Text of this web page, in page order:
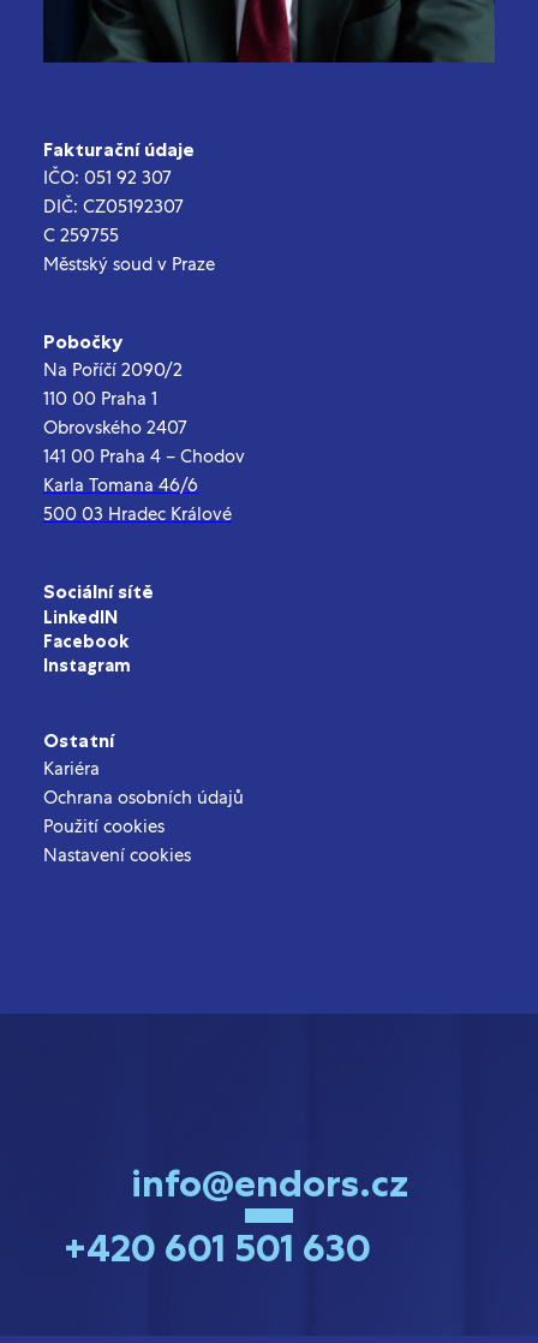
Fakturační údaje
IČO: 051 92 307
DIČ: CZ05192307
C 259755
Městský soud v Praze
Pobočky
Na Poříčí 2090/2
110 00 Praha 1
Obrovského 2407
141 00 Praha 4 – Chodov
Karla Tomana 46/6
500 03 Hradec Králové
Sociální sítě
LinkedIN
Facebook
Instagram
Ostatní
Kariéra
Ochrana osobních údajů
Použití cookies
Nastavení cookies
info@endors.cz
+420 601 501 630